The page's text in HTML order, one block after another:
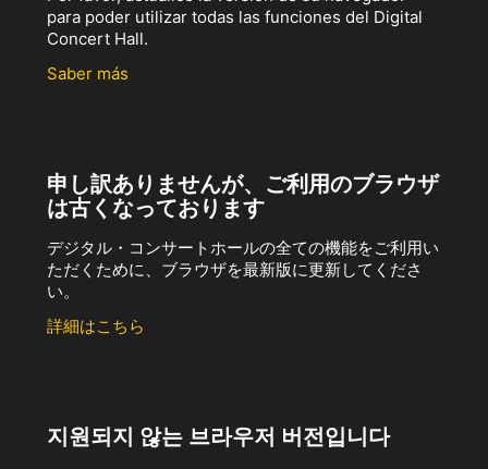
para poder utilizar todas las funciones del Digital
Concert Hall.
Saber más
申し訳ありませんが、ご利用のブラウザ
は古くなっております
デジタル・コンサートホールの全ての機能をご利用い
ただくために、ブラウザを最新版に更新してくださ
い。
詳細はこちら
지원되지 않는 브라우저 버전입니다